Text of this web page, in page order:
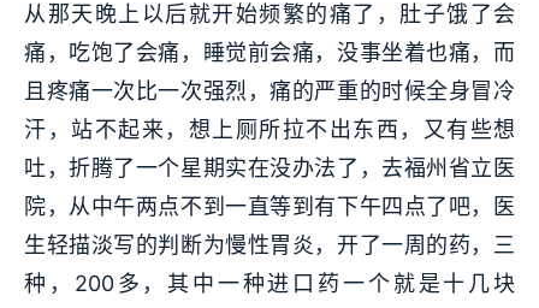
从那天晚上以后就开始频繁的痛了，肚子饿了会
痛，吃饱了会痛，睡觉前会痛，没事坐着也痛，而
且疼痛一次比一次强烈，痛的严重的时候全身冒冷
汗，站不起来，想上厕所拉不出东西，又有些想
吐，折腾了一个星期实在没办法了，去福州省立医
院，从中午两点不到一直等到有下午四点了吧，医
生轻描淡写的判断为慢性胃炎，开了一周的药，三
种，200多，其中一种进口药一个就是十几块